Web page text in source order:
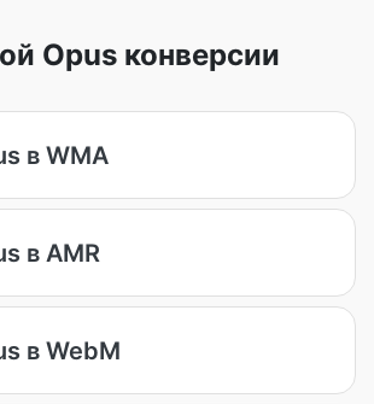
Opus конверсии
в WMA
в AMR
в WebM